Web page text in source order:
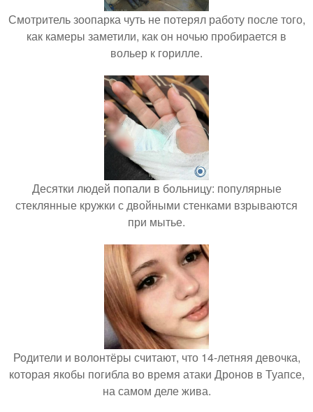
Смотритель зоопарка чуть не потерял работу после того,
как камеры заметили, как он ночью пробирается в
вольер к горилле.
Десятки людей попали в больницу: популярные
стеклянные кружки с двойными стенками взрываются
при мытье.
Родители и волонтёры считают, что 14-летняя девочка,
которая якобы погибла во время атаки Дронов в Туапсе,
на самом деле жива.